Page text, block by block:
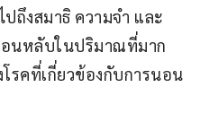
ถึงสมาธิ ความจำ และ
นหลับในปริมาณที่มาก
รคที่เกี่ยวข้องกับการนอน